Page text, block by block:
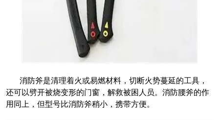
消防斧是清理着火或易燃材料，切断火势蔓延的工具，
还可以劈开被烧变形的门窗，解救被困人员。消防腰斧的作
用同上，但型号比消防斧稍小，携带方便。